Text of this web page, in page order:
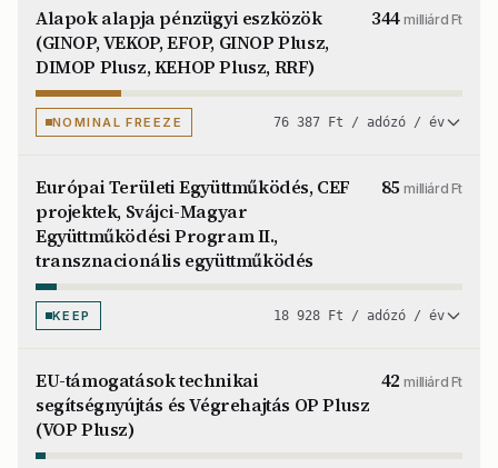
Alapok alapja pénzügyi eszközök
(GINOP, VEKOP, EFOP, GINOP Plusz,
DIMOP Plusz, KEHOP Plusz, RRF)
344milliárd Ft
NOMINAL FREEZE 76 387 Ft / adózó / év
Európai Területi Együttműködés, CEF
projektek, Svájci-Magyar
Együttműködési Program II.,
transznacionális együttműködés
85milliárd Ft
KEEP 18 928 Ft / adózó / év
EU-támogatások technikai
segítségnyújtás és Végrehajtás OP Plusz
(VOP Plusz)
42milliárd Ft